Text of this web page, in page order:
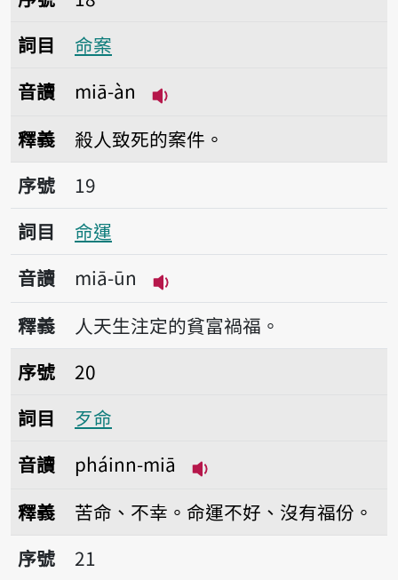
詞目
命案
音讀
miā-àn
釋義
殺人致死的案件。
序號19命運
序號
19
詞目
命運
音讀
miā-ūn
播放音讀miā-ūn
釋義
人天生注定的貧富禍福。
序號20歹命
序號
20
詞目
歹命
音讀
pháinn-miā
釋義
苦命、不幸。命運不好、沒有福份。
序號21歹命人
序號
21